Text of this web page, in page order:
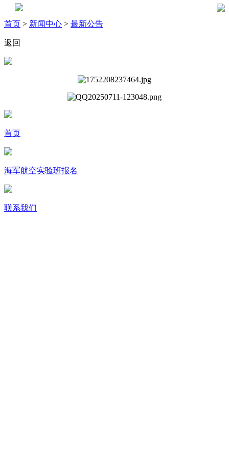
首页 > 新闻中心 > 最新公告
返回
首页
海军航空实验班报名
联系我们